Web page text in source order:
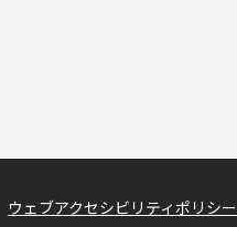
ウェブアクセシビリティポリシー